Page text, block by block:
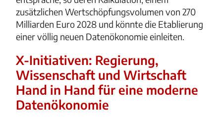
zusätzlichen Wertschöpfungsvolumen von 270
Milliarden Euro 2028 und könnte die Etablierung
einer völlig neuen Datenökonomie einleiten.
X-Initiativen: Regierung,
Wissenschaft und Wirtschaft
Hand in Hand für eine moderne
Datenökonomie